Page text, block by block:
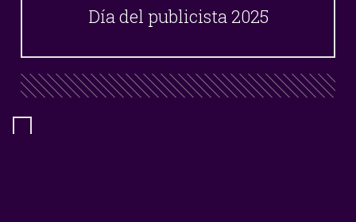
Día del publicista 2025